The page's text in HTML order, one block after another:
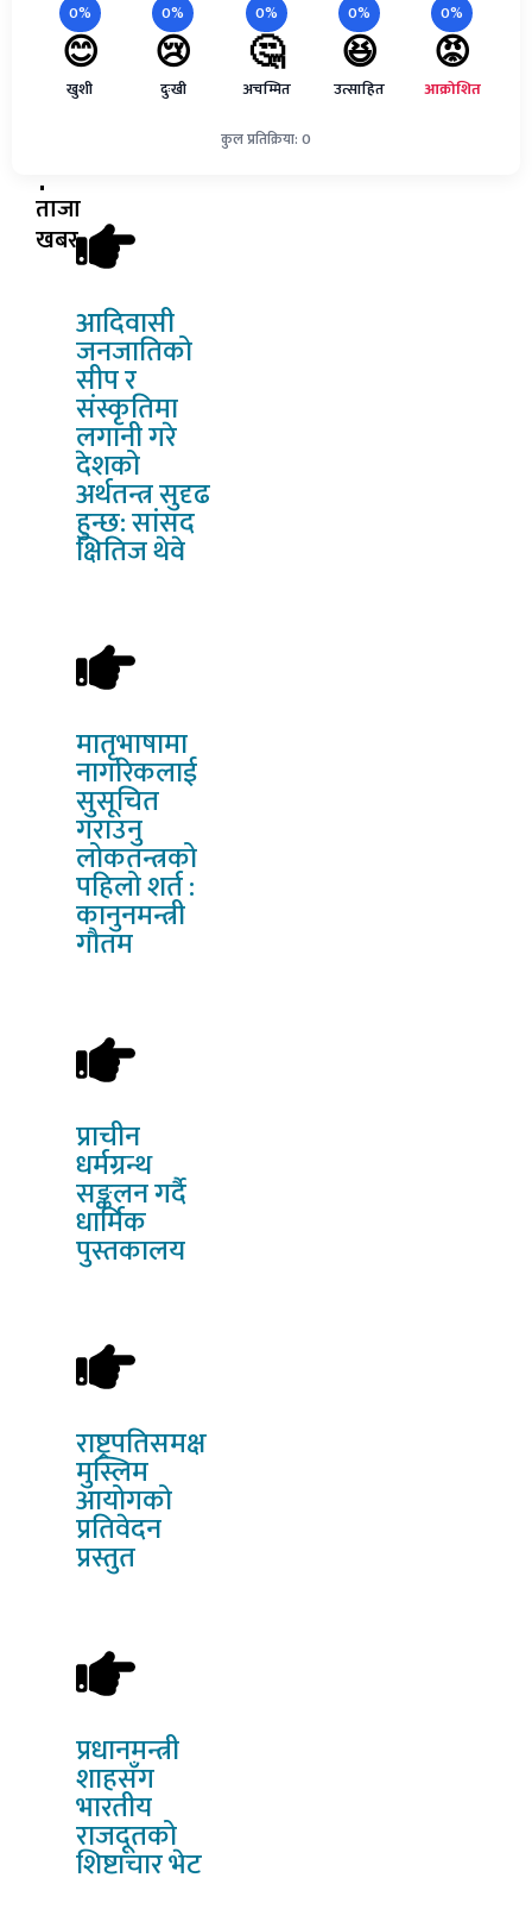
0%
😊
खुशी
0%
😢
दुःखी
0%
🤔
अचम्मित
0%
😆
उत्साहित
0%
😡
आक्रोशित
कुल प्रतिक्रिया: 0
ताजा
खबर
आदिवासी
जनजातिको
सीप र
संस्कृतिमा
लगानी गरे
देशको
अर्थतन्त्र सुदृढ
हुन्छ: सांसद
क्षितिज थेवे
मातृभाषामा
नागरिकलाई
सुसूचित
गराउनु
लोकतन्त्रको
पहिलो शर्त :
कानुनमन्त्री
गौतम
प्राचीन
धर्मग्रन्थ
सङ्कलन गर्दै
धार्मिक
पुस्तकालय
राष्ट्रपतिसमक्ष
मुस्लिम
आयोगको
प्रतिवेदन
प्रस्तुत
प्रधानमन्त्री
शाहसँग
भारतीय
राजदूतको
शिष्टाचार भेट